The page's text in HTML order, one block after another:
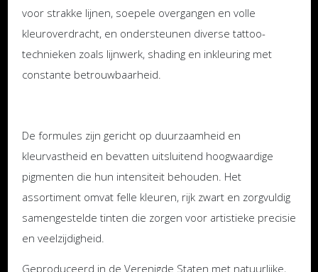
voor strakke lijnen, soepele overgangen en volle
kleuroverdracht, en ondersteunen diverse tattoo-
technieken zoals lijnwerk, shading en inkleuring met
constante betrouwbaarheid.
De formules zijn gericht op duurzaamheid en
kleurvastheid en bevatten uitsluitend hoogwaardige
pigmenten die hun intensiteit behouden. Het
assortiment omvat felle kleuren, rijk zwart en zorgvuldig
samengestelde tinten die zorgen voor artistieke precisie
en veelzijdigheid.
Geproduceerd in de Verenigde Staten met natuurlijke,